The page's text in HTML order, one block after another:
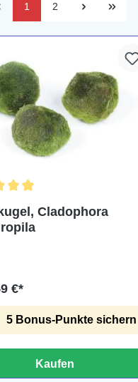
1 2
Cladophora
€*
5 Bonus-Punkte sichern
Kaufen